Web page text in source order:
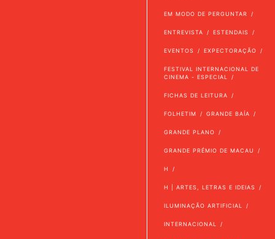
EM MODO DE PERGUNTAR
ENTREVISTA ESTENDAIS
EVENTOS EXPECTORAÇÃO
FESTIVAL INTERNACIONAL DE
CINEMA - ESPECIAL
FICHAS DE LEITURA
FOLHETIM GRANDE BAÍA
GRANDE PLANO
GRANDE PRÉMIO DE MACAU
H
H | ARTES, LETRAS E IDEIAS
ILUMINAÇÃO ARTIFICIAL
INTERNACIONAL